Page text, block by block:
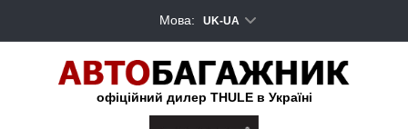
Мова: UK-UA
офіційний дилер THULE в Україні